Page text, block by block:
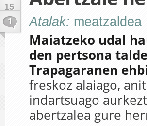
15
1
Atalak: meatzaldea
Maiatzeko udal
den pertsona
Trapagaranen
freskoz alaiago,
indartsuago
abertzalea gure